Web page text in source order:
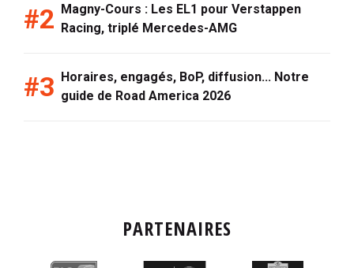
Magny-Cours : Les EL1 pour Verstappen
Racing, triplé Mercedes-AMG
Horaires, engagés, BoP, diffusion... Notre
guide de Road America 2026
PARTENAIRES